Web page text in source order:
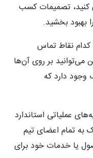
کنید، تصمیمات کسب
بهبود بخشید.
نقاط تماس
می‌توانید بر روی آن‌ها
وجود دارد که
عملیاتی استاندارد
به تمام اعضای تیم
یا خدمات خود برای